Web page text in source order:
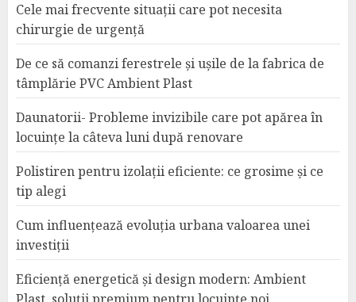
Cele mai frecvente situații care pot necesita
chirurgie de urgență
De ce să comanzi ferestrele și ușile de la fabrica de
tâmplărie PVC Ambient Plast
Daunatorii- Probleme invizibile care pot apărea în
locuințe la câteva luni după renovare
Polistiren pentru izolații eficiente: ce grosime și ce
tip alegi
Cum influențează evoluția urbana valoarea unei
investiții
Eficiență energetică și design modern: Ambient